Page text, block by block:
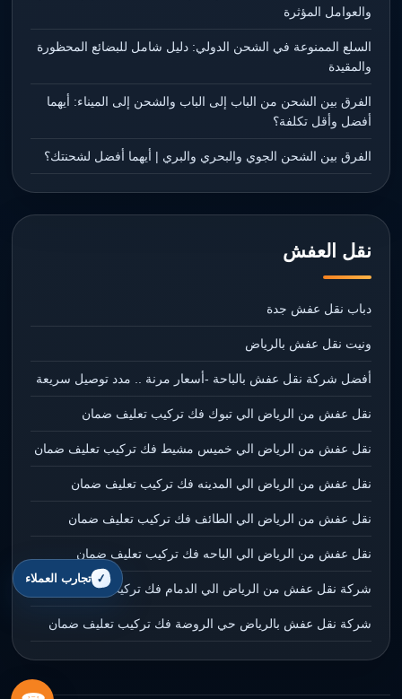
والعوامل المؤثرة
السلع الممنوعة في الشحن الدولي: دليل شامل للبضائع المحظورة
والمقيدة
الفرق بين الشحن من الباب إلى الباب والشحن إلى الميناء: أيهما
أفضل وأقل تكلفة؟
الفرق بين الشحن الجوي والبحري والبري | أيهما أفضل لشحنتك؟
نقل العفش
دباب نقل عفش جدة
ونيت نقل عفش بالرياض
أفضل شركة نقل عفش بالباحة -أسعار مرنة .. مدد توصيل سريعة
نقل عفش من الرياض الي تبوك فك تركيب تعليف ضمان
نقل عفش من الرياض الي خميس مشيط فك تركيب تعليف ضمان
نقل عفش من الرياض الي المدينه فك تركيب تعليف ضمان
نقل عفش من الرياض الي الطائف فك تركيب تعليف ضمان
نقل عفش من الرياض الي الباحه فك تركيب تعليف ضمان
شركة نقل عفش من الرياض الي الدمام فك تركيب تعليف ضمان
شركة نقل عفش بالرياض حي الروضة فك تركيب تعليف ضمان
تجارب العملاء